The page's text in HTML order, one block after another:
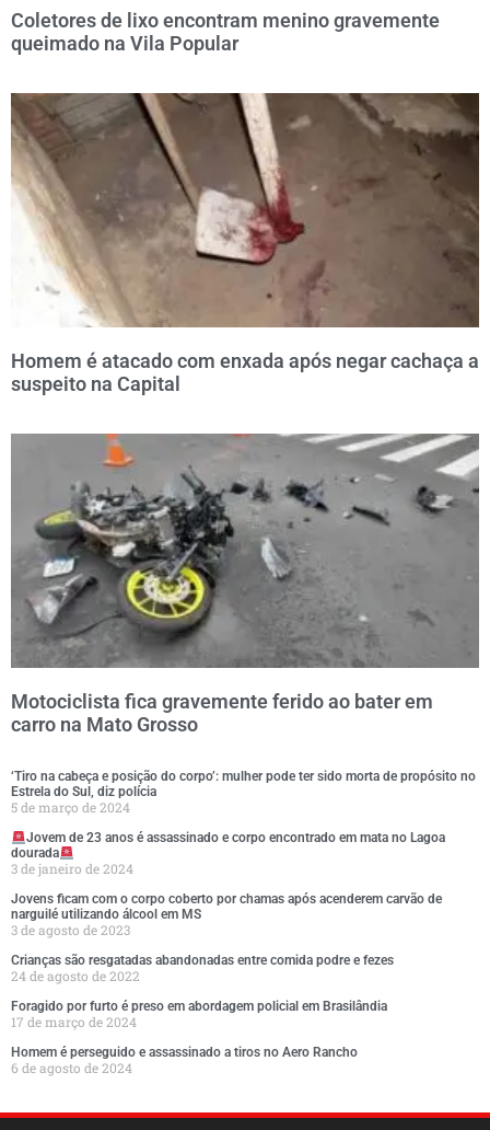
Coletores de lixo encontram menino gravemente
queimado na Vila Popular
Homem é atacado com enxada após negar cachaça a
suspeito na Capital
Motociclista fica gravemente ferido ao bater em
carro na Mato Grosso
‘Tiro na cabeça e posição do corpo’: mulher pode ter sido morta de propósito no
Estrela do Sul, diz polícia
5 de março de 2024
Jovem de 23 anos é assassinado e corpo encontrado em mata no Lagoa
dourada
3 de janeiro de 2024
Jovens ficam com o corpo coberto por chamas após acenderem carvão de
narguilé utilizando álcool em MS
3 de agosto de 2023
Crianças são resgatadas abandonadas entre comida podre e fezes
24 de agosto de 2022
Foragido por furto é preso em abordagem policial em Brasilândia
17 de março de 2024
Homem é perseguido e assassinado a tiros no Aero Rancho
6 de agosto de 2024